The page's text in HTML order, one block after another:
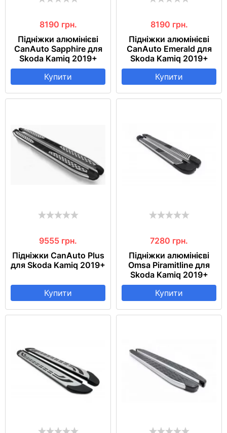
8190 грн.
Підніжки алюмінієві
CanAuto Sapphire для
Skoda Kamiq 2019+
Купити
8190 грн.
Підніжки алюмінієві
CanAuto Emerald для
Skoda Kamiq 2019+
Купити
9555 грн.
Підніжки CanAuto Plus
для Skoda Kamiq 2019+
Купити
7280 грн.
Підніжки алюмінієві
Omsa Piramitline для
Skoda Kamiq 2019+
Купити